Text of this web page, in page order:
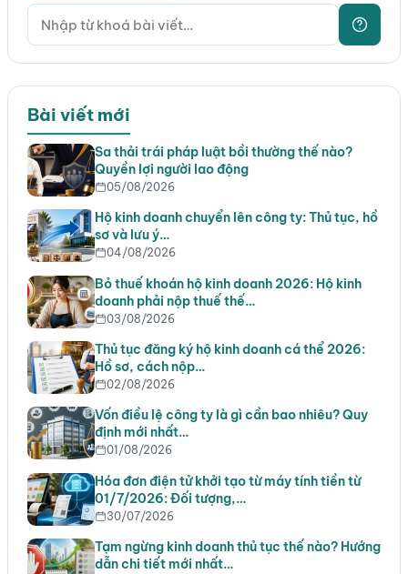
Bài viết mới
Sa thải trái pháp luật bồi thường thế nào?
Quyền lợi người lao động
05/08/2026
Hộ kinh doanh chuyển lên công ty: Thủ tục, hồ
sơ và lưu ý…
04/08/2026
Bỏ thuế khoán hộ kinh doanh 2026: Hộ kinh
doanh phải nộp thuế thế…
03/08/2026
Thủ tục đăng ký hộ kinh doanh cá thể 2026:
Hồ sơ, cách nộp…
02/08/2026
Vốn điều lệ công ty là gì cần bao nhiêu? Quy
định mới nhất…
01/08/2026
Hóa đơn điện tử khởi tạo từ máy tính tiền từ
01/7/2026: Đối tượng,…
30/07/2026
Tạm ngừng kinh doanh thủ tục thế nào? Hướng
dẫn chi tiết mới nhất…